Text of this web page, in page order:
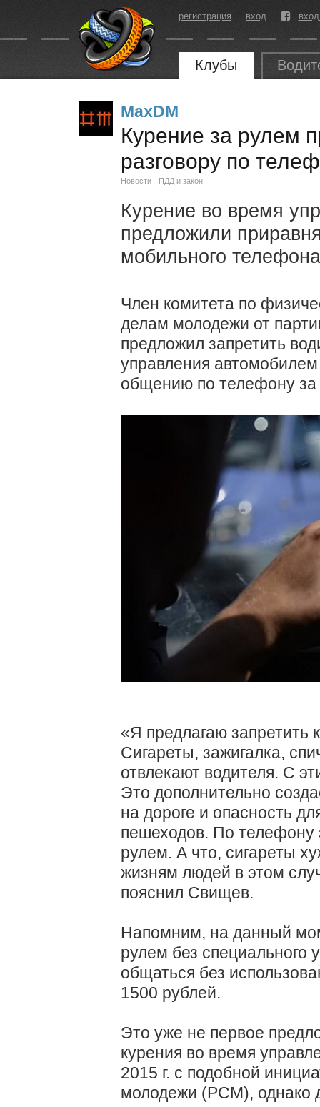
регистрация вход
Клубы
MaxDM
Курение за рулем
разговору по
Новости ПДД и закон
Курение во время
предложили
мобильного
Член комитета по
делам молодежи от
предложил запретить
управления
общению по телефону за
«Я предлагаю запретить
Сигареты, зажигалка,
отвлекают водителя. С
Это дополнительно
на дороге и опасность
пешеходов. По телефону
рулем. А что, сигареты
жизням людей в этом
пояснил Свищев.
Напомним, на данный
рулем без специального
общаться без
1500 рублей.
Это уже не первое
курения во время
2015 г. с подобной
молодежи (РСМ), однако